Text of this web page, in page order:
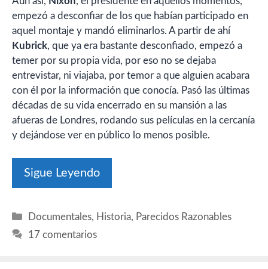
empezó a desconfiar de los que habían participado en
aquel montaje y mandó eliminarlos. A partir de ahí
Kubrick, que ya era bastante desconfiado, empezó a
temer por su propia vida, por eso no se dejaba
entrevistar, ni viajaba, por temor a que alguien acabara
con él por la información que conocía. Pasó las últimas
décadas de su vida encerrado en su mansión a las
afueras de Londres, rodando sus películas en la cercanía
y dejándose ver en público lo menos posible.
Sigue Leyendo
Categorías
Documentales, Historia, Parecidos Razonables
17 comentarios